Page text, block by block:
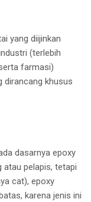
yang diijinkan
(terlebih
farmasi)
dirancang khusus
dasarnya epoxy
atau pelapis, tetapi
cat), epoxy
karena jenis ini